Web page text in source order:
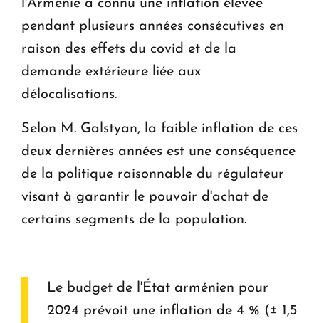
l'Arménie a connu une inflation élevée
pendant plusieurs années consécutives en
raison des effets du covid et de la
demande extérieure liée aux
délocalisations.
Selon M. Galstyan, la faible inflation de ces
deux dernières années est une conséquence
de la politique raisonnable du régulateur
visant à garantir le pouvoir d'achat de
certains segments de la population.
Le budget de l'État arménien pour
2024 prévoit une inflation de 4 % (± 1,5